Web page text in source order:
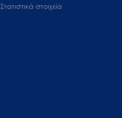
Στατιστικά στοιχεία